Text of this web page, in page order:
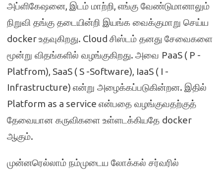
அப்ளிகேஷனை, இடம் மாற்றி, எங்கு வேண்டுமானாலும்
நிறுவி தங்கு தடையின்றி இயங்க வைக்குமாறு செய்ய
dockerஉதவுகிறது. Cloud சிஸ்டம் தனது சேவைகளை
மூன்று விதங்களில் வழங்குகிறது. அவை PaaS ( P -
Platfrom), SaaS ( S -Software), IaaS ( I -
Infrastructure) என்று அழைக்கப்படுகின்றன. இதில்
Platform as a service என்பதை வழங்குவதற்குத்
தேவையான கருவிகளை உள்ளடக்கியதே docker
ஆகும்.
முன்னரெல்லாம் நம்முடைய லோக்கல் சர்வரில்